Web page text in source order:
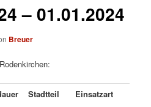
– 01.01.2024
Breuer
Stadtteil Einsatzart